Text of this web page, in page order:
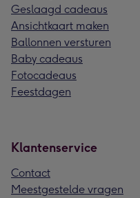
Geslaagd cadeaus
Ansichtkaart maken
Ballonnen versturen
Baby cadeaus
Fotocadeaus
Feestdagen
Klantenservice
Contact
Meestgestelde vragen